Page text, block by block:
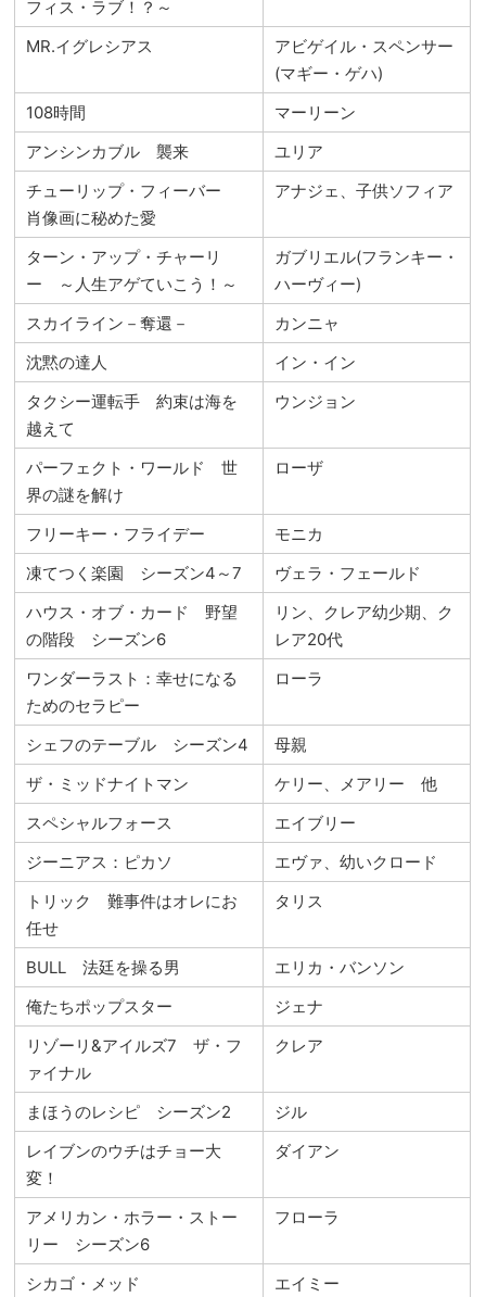
フィス・ラブ！？～
MR.イグレシアス
アビゲイル・スペンサー
(マギー・ゲハ)
108時間
マーリーン
アンシンカブル 襲来
ユリア
チューリップ・フィーバー
肖像画に秘めた愛
アナジェ、子供ソフィア
ターン・アップ・チャーリ
ー ～人生アゲていこう！～
ガブリエル(フランキー・
ハーヴィー)
スカイライン－奪還－
カンニャ
沈黙の達人
イン・イン
タクシー運転手 約束は海を
越えて
ウンジョン
パーフェクト・ワールド 世
界の謎を解け
ローザ
フリーキー・フライデー
モニカ
凍てつく楽園 シーズン4～7
ヴェラ・フェールド
ハウス・オブ・カード 野望
の階段 シーズン6
リン、クレア幼少期、ク
レア20代
ワンダーラスト：幸せになる
ためのセラピー
ローラ
シェフのテーブル シーズン4
母親
ザ・ミッドナイトマン
ケリー、メアリー 他
スペシャルフォース
エイブリー
ジーニアス：ピカソ
エヴァ、幼いクロード
トリック 難事件はオレにお
任せ
タリス
BULL 法廷を操る男
エリカ・バンソン
俺たちポップスター
ジェナ
リゾーリ&アイルズ7 ザ・フ
ァイナル
クレア
まほうのレシピ シーズン2
ジル
レイブンのウチはチョー大
変！
ダイアン
アメリカン・ホラー・ストー
リー シーズン6
フローラ
シカゴ・メッド
エイミー